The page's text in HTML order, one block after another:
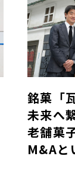
銘菓「
未来へ
老舗菓
M&Aと